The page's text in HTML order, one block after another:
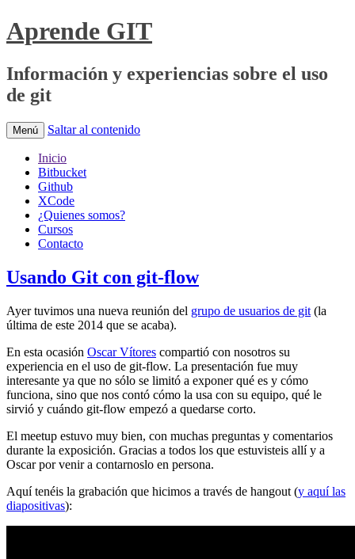
Aprende GIT
Información y experiencias sobre el uso
de git
Menú Saltar al contenido
Inicio
Bitbucket
Github
XCode
¿Quienes somos?
Cursos
Contacto
Usando Git con git-flow
Ayer tuvimos una nueva reunión del grupo de usuarios de git (la
última de este 2014 que se acaba).
En esta ocasión Oscar Vítores compartió con nosotros su
experiencia en el uso de git-flow. La presentación fue muy
interesante ya que no sólo se limitó a exponer qué es y cómo
funciona, sino que nos contó cómo la usa con su equipo, qué le
sirvió y cuándo git-flow empezó a quedarse corto.
El meetup estuvo muy bien, con muchas preguntas y comentarios
durante la exposición. Gracias a todos los que estuvisteis allí y a
Oscar por venir a contarnoslo en persona.
Aquí tenéis la grabación que hicimos a través de hangout (y aquí las
diapositivas):